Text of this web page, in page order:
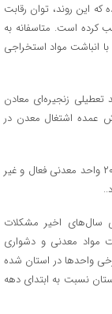
این روند، توان رقابت
کرده است. متاسفانه به
انباشت مواد استخراجی
تعطیلی زنجیره‌ای معادن
اشتغال معدن در
به گزارش تسنیم خراسان شمالی با برخورداری از بیش از ۲۰۰ واحد معدنی فعال و غیر
اخیر مشکلات
مواد معدنی و دشواری
واحدها در استان شده
استان نسبت به ابتدای دهه